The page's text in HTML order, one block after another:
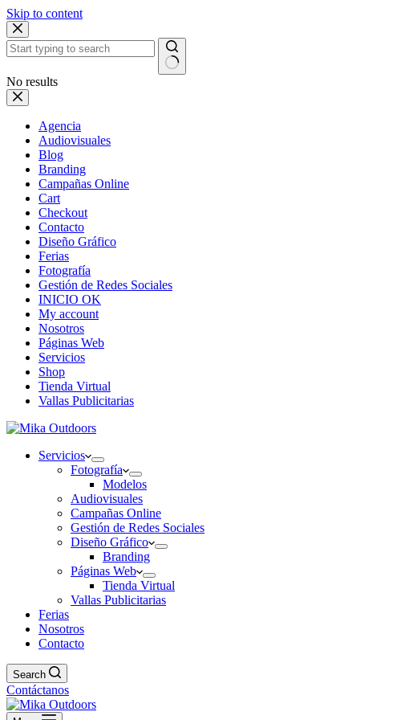
Skip to content
No results
Agencia
Audiovisuales
Blog
Branding
Campañas Online
Cart
Checkout
Contacto
Diseño Gráfico
Ferias
Fotografía
Gestión de Redes Sociales
INICIO OK
My account
Nosotros
Páginas Web
Servicios
Shop
Tienda Virtual
Vallas Publicitarias
Servicios
Fotografía
Modelos
Audiovisuales
Campañas Online
Gestión de Redes Sociales
Diseño Gráfico
Branding
Páginas Web
Tienda Virtual
Vallas Publicitarias
Ferias
Nosotros
Contacto
Search
Contáctanos